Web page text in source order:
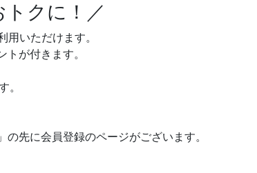
トクに！／
いただけます。
が付きます。
。
の先に会員登録のページがございます。